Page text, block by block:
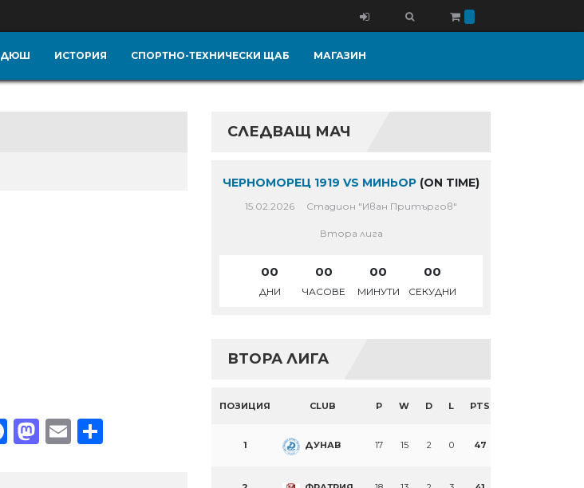
ДЮШ ИСТОРИЯ СПОРТНО-ТЕХНИЧЕСКИ ЩАБ МАГАЗИН
Facebook
Mastodon
EmailShare
СЛЕДВАЩ МАЧ
ЧЕРНОМОРЕЦ 1919 VS МИНЬОР (ON TIME)
15.02.2026 Стадион "Иван Притъргов"
Втора лига
00
ДНИ
00
ЧАСОВЕ
00
МИНУТИ
00
СЕКУДНИ
ВТОРА ЛИГА
ПОЗИЦИЯ CLUB P W D L PTS
1 ДУНАВ 17 15 2 0 47